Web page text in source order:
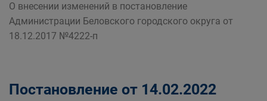
О внесении изменений в постановление
Администрации Беловского городского округа от
18.12.2017 №4222-п
Постановление от 14.02.2022